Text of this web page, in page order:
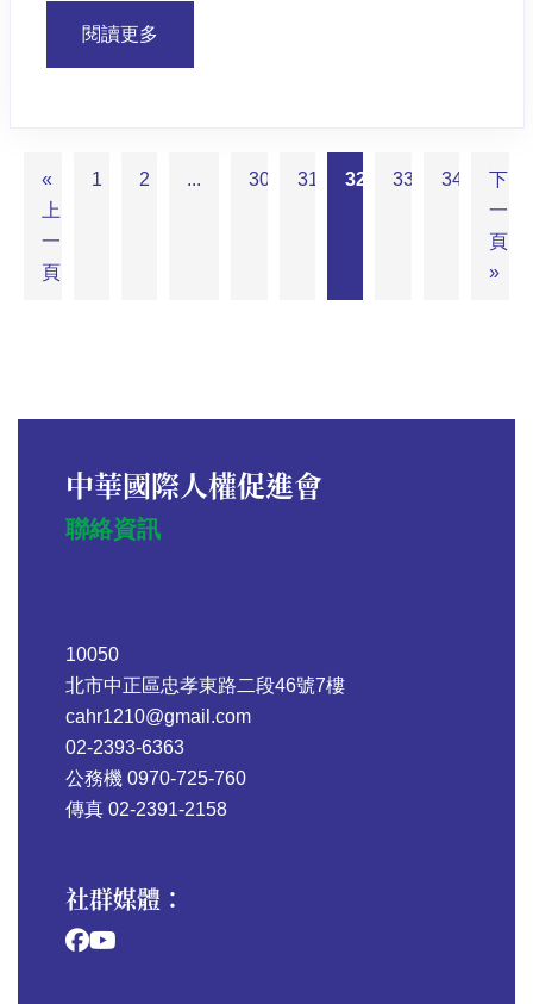
閱讀更多
«
上
一
頁
1 2 ... 30 31 32 33 34
下
一
頁
»
中華國際人權促進會
聯絡資訊
10050
北市中正區忠孝東路二段46號7樓
cahr1210@gmail.com
02-2393-6363
公務機 0970-725-760
傳真 02-2391-2158
社群媒體：